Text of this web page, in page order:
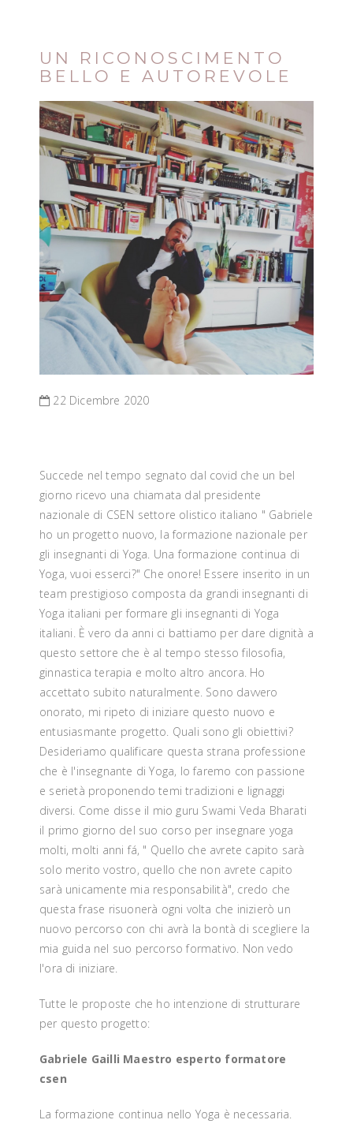
UN RICONOSCIMENTO
BELLO E AUTOREVOLE
22 Dicembre 2020
Succede nel tempo segnato dal covid che un bel
giorno ricevo una chiamata dal presidente
nazionale di CSEN settore olistico italiano " Gabriele
ho un progetto nuovo, la formazione nazionale per
gli insegnanti di Yoga. Una formazione continua di
Yoga, vuoi esserci?" Che onore! Essere inserito in un
team prestigioso composta da grandi insegnanti di
Yoga italiani per formare gli insegnanti di Yoga
italiani. È vero da anni ci battiamo per dare dignità a
questo settore che è al tempo stesso filosofia,
ginnastica terapia e molto altro ancora. Ho
accettato subito naturalmente. Sono davvero
onorato, mi ripeto di iniziare questo nuovo e
entusiasmante progetto. Quali sono gli obiettivi?
Desideriamo qualificare questa strana professione
che è l'insegnante di Yoga, lo faremo con passione
e serietà proponendo temi tradizioni e lignaggi
diversi. Come disse il mio guru Swami Veda Bharati
il primo giorno del suo corso per insegnare yoga
molti, molti anni fá, " Quello che avrete capito sarà
solo merito vostro, quello che non avrete capito
sarà unicamente mia responsabilità", credo che
questa frase risuonerà ogni volta che inizierò un
nuovo percorso con chi avrà la bontà di scegliere la
mia guida nel suo percorso formativo. Non vedo
l'ora di iniziare.
Tutte le proposte che ho intenzione di strutturare
per questo progetto:
Gabriele Gailli Maestro esperto formatore
csen
La formazione continua nello Yoga è necessaria.